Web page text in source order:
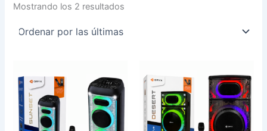
Mostrando los 2 resultados
BT
2
10"
ORIX
ORYX
10"
DESERT
30W
CON